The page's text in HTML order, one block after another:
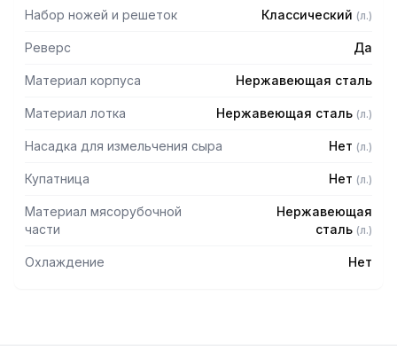
Набор ножей и решеток Классический (л.)
Реверс Да
Материал корпуса Нержавеющая сталь
Материал лотка Нержавеющая сталь (л.)
Насадка для измельчения сыра Нет (л.)
Купатница Нет (л.)
Материал мясорубочной
части
Нержавеющая
сталь (л.)
Охлаждение Нет